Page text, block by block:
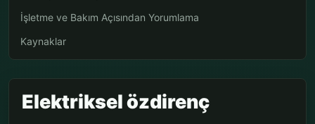
İşletme ve Bakım Açısından Yorumlama
Kaynaklar
Elektriksel özdirenç